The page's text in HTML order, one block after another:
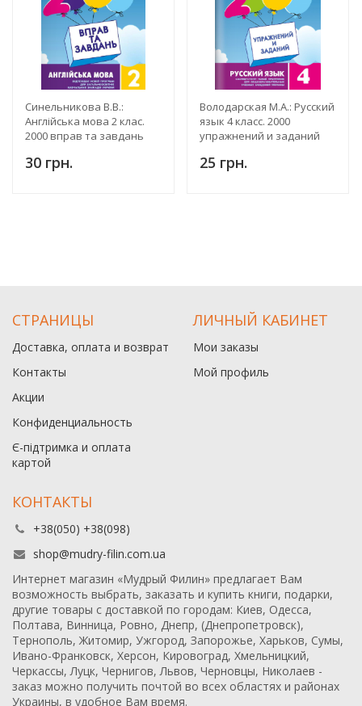
Синельникова В.В.:
Англійська мова 2 клас.
2000 вправ та завдань
30 грн.
Володарская М.А.: Русский
язык 4 класс. 2000
упражнений и заданий
25 грн.
СТРАНИЦЫ
Доставка, оплата и возврат
Контакты
Акции
Конфиденциальность
Є-підтримка и оплата
картой
ЛИЧНЫЙ КАБИНЕТ
Мои заказы
Мой профиль
КОНТАКТЫ
+38(050) +38(098)
shop@mudry-filin.com.ua
Интернет магазин «Мудрый Филин» предлагает Вам
возможность выбрать, заказать и купить книги, подарки,
другие товары с доставкой по городам: Киев, Одесса,
Полтава, Винница, Ровно, Днепр, (Днепропетровск),
Тернополь, Житомир, Ужгород, Запорожье, Харьков, Сумы,
Ивано-Франковск, Херсон, Кировоград, Хмельницкий,
Черкассы, Луцк, Чернигов, Львов, Черновцы, Николаев -
заказ можно получить почтой во всех областях и районах
Украины, в удобное Вам время.